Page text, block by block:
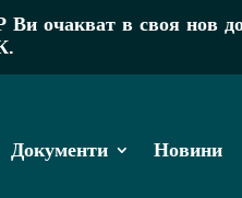
очакват в своя нов
Документи Новини